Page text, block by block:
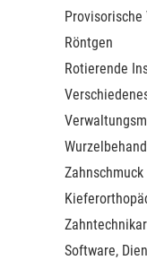
Provisorische
Röntgen
Rotierende
Zahnschmuck
Software,